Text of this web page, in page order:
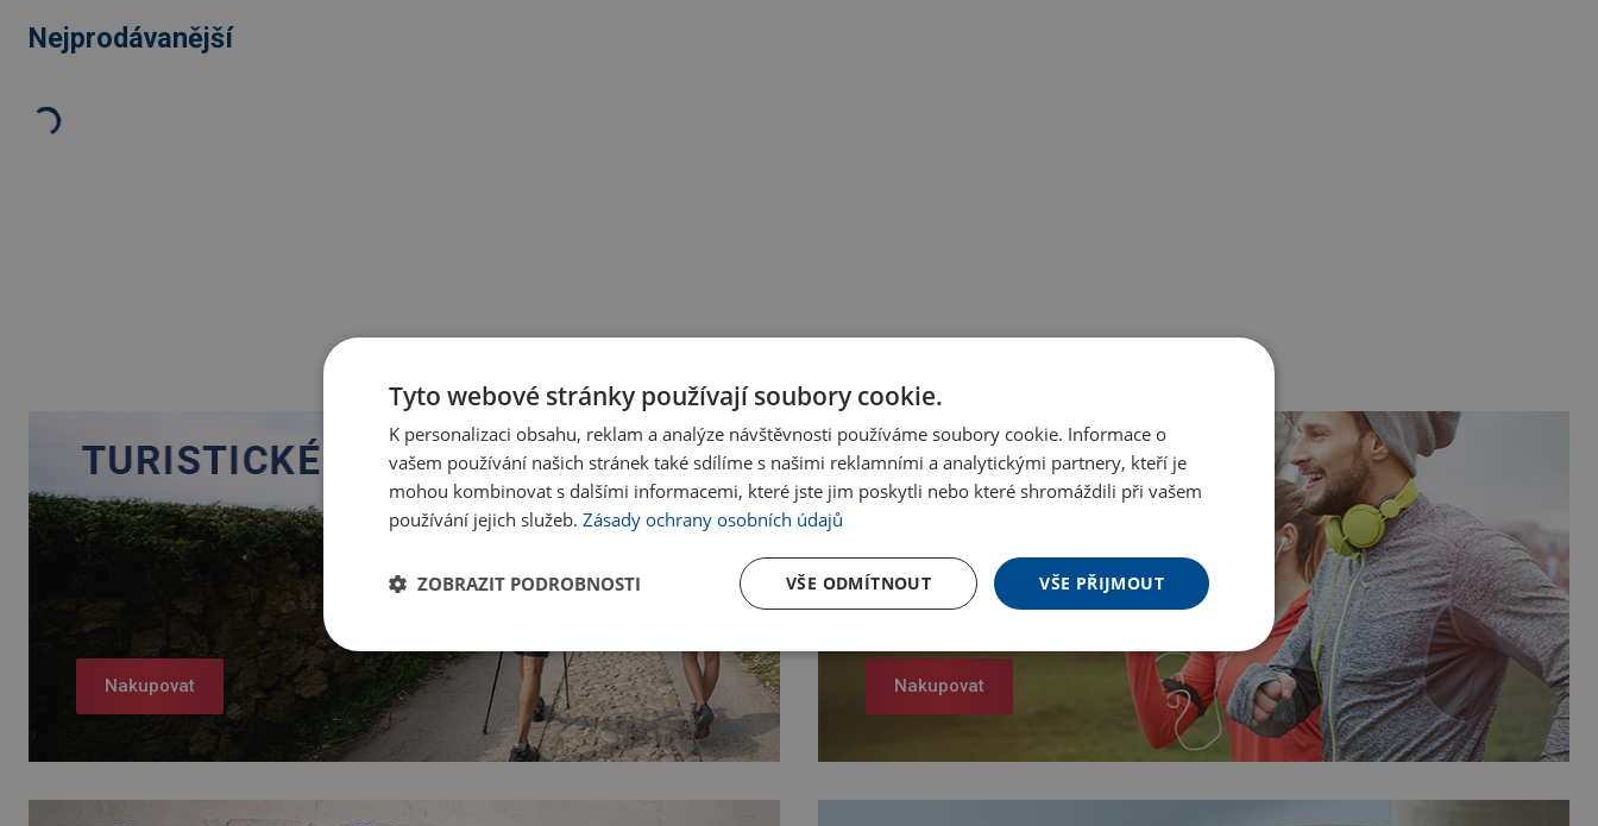
Nejprodávanější
Nakupovat Nakupovat
Tyto webové stránky používají soubory cookie.
K personalizaci obsahu, reklam a analýze návštěvnosti používáme soubory cookie. Informace o
vašem používání našich stránek také sdílíme s našimi reklamními a analytickými partnery, kteří je
mohou kombinovat s dalšími informacemi, které jste jim poskytli nebo které shromáždili při vašem
používání jejich služeb. Zásady ochrany osobních údajů
VŠE PŘIJMOUT
VŠE ODMÍTNOUT
ZOBRAZIT PODROBNOSTI